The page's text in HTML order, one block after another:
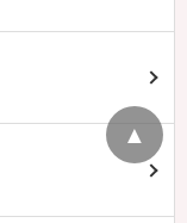
▲